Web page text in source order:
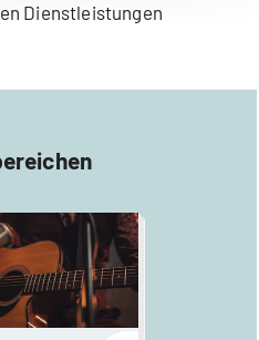
Dienstleistungen
more...